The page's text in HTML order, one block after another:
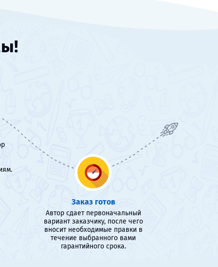
Заказ готов
Автор сдает первоначальный
вариант заказчику, после чего
вносит необходимые правки в
течение выбранного вами
гарантийного срока.